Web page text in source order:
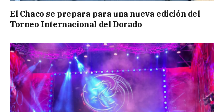
El Chaco se prepara para una nueva edición del
Torneo Internacional del Dorado